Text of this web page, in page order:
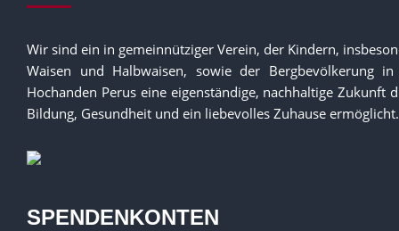
Wir sind ein in gemeinnütziger Verein, der Kindern,
Waisen und Halbwaisen, sowie der Bergbevölkerung
Hochanden Perus eine eigenständige, nachhaltige Zukunft
Bildung, Gesundheit und ein liebevolles Zuhause ermöglicht.
SPENDENKONTEN